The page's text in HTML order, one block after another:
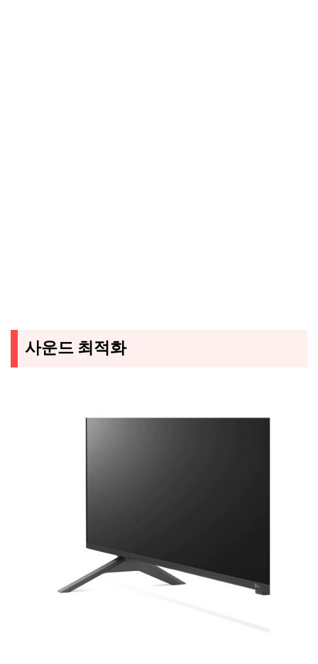
사운드 최적화